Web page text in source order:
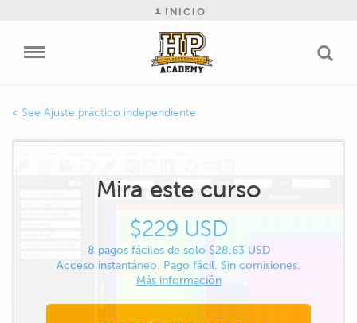
INICIO
Ajuste práctico independiente
Mira este curso
$229 USD
8 pagos fáciles de solo $28.63 USD
Acceso instantáneo. Pago fácil. Sin comisiones.
Más información